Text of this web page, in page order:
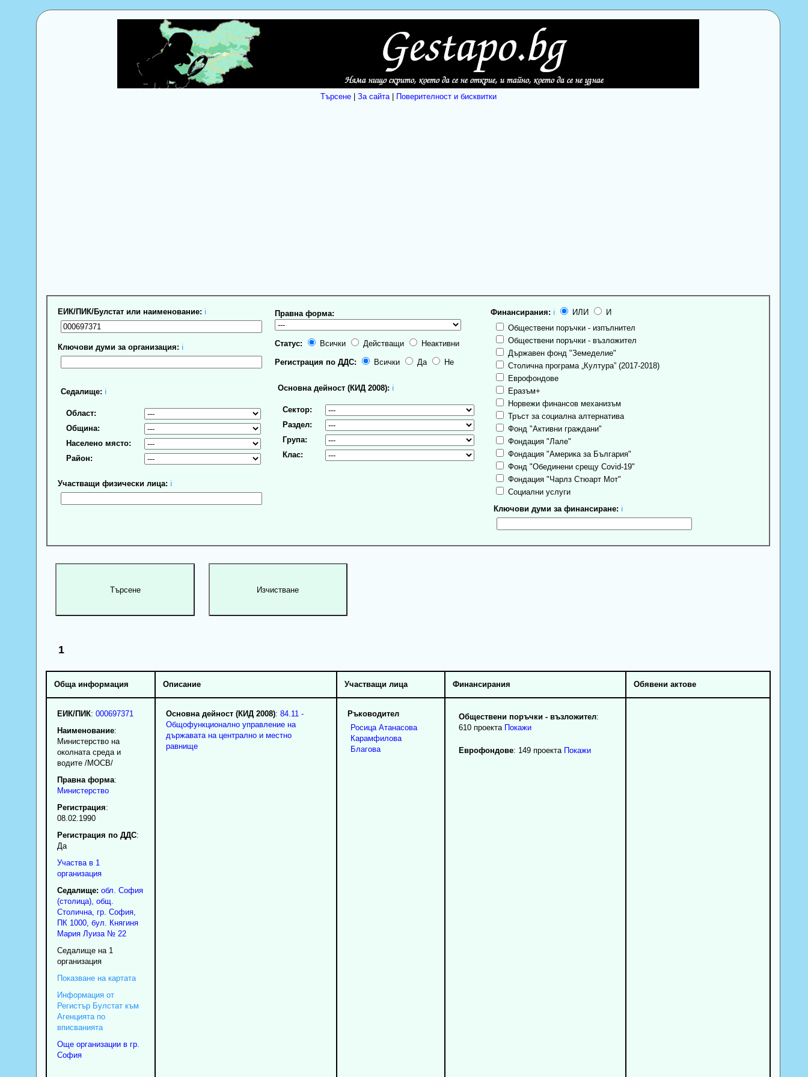
Търсене| За сайта| Поверителност и бисквитки
ЕИК/ПИК/Булстат или наименование: ℹ
Ключови думи за организация: ℹ
Седалище: ℹ
Област:
Община:
Населено място:
Район:
Участващи физически лица: ℹ
Правна форма:
Статус: Всички Действащи Неактивни
Регистрация по ДДС: Всички Да Не
Основна дейност (КИД 2008): ℹ
Сектор:
Раздел:
Група:
Клас:
Финансирания: ℹ ИЛИ
И
Обществени поръчки - изпълнител
Обществени поръчки - възложител
Държавен фонд "Земеделие"
Столична програма „Култура” (2017-2018)
Еврофондове
Еразъм+
Норвежи финансов механизъм
Тръст за социална алтернатива
Фонд "Активни граждани"
Фондация "Лале"
Фондация "Америка за България"
Фонд "Обединени срещу Covid-19"
Фондация "Чарлз Стюарт Мот"
Социални услуги
Ключови думи за финансиране: ℹ
1
Обща информация Описание Участващи лица Финансирания Обявени актове
ЕИК/ПИК: 000697371
Наименование:
Министерство на
околната среда и
водите /МОСВ/
Правна форма:
Министерство
Регистрация:
08.02.1990
Регистрация по ДДС:
Да
Участва в 1
организация
Седалище: обл. София
(столица), общ.
Столична, гр. София,
ПК 1000, бул. Княгиня
Мария Луиза № 22
Седалище на 1
организация
Показване на картата
Информация от
Регистър Булстат към
Агенцията по
вписванията
Още организации в гр.
София
Основна дейност (КИД 2008): 84.11 -
Общофункционално управление на
държавата на централно и местно
равнище
Ръководител
Росица Атанасова
Карамфилова
Благова
Обществени поръчки - възложител:
610 проекта Покажи
Еврофондове: 149 проекта Покажи